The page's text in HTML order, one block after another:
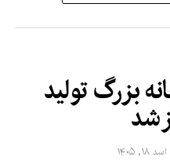
دولتی «افغان پست» خبر
صدها هزار سند، راه‌اندازی
و رساندن اسناد تا درب
توسعه خدمات پستی انجام شده
بزرگ تولید
شد
اسد ۱۸, ۱۴۰۵